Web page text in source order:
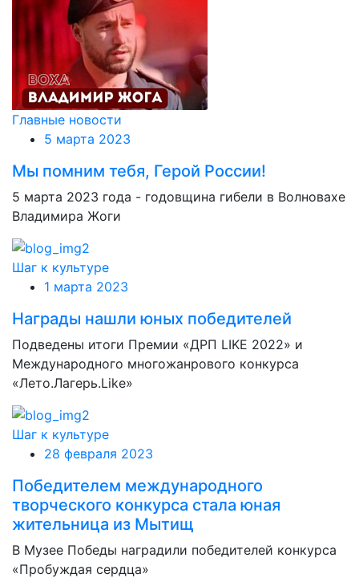
Главные новости
5 марта 2023
Мы помним тебя, Герой России!
5 марта 2023 года - годовщина гибели в Волновахе
Владимира Жоги
Шаг к культуре
1 марта 2023
Награды нашли юных победителей
Подведены итоги Премии «ДРП LIKE 2022» и
Международного многожанрового конкурса
«Лето.Лагерь.Like»
Шаг к культуре
28 февраля 2023
Победителем международного
творческого конкурса стала юная
жительница из Мытищ
В Музее Победы наградили победителей конкурса
«Пробуждая сердца»